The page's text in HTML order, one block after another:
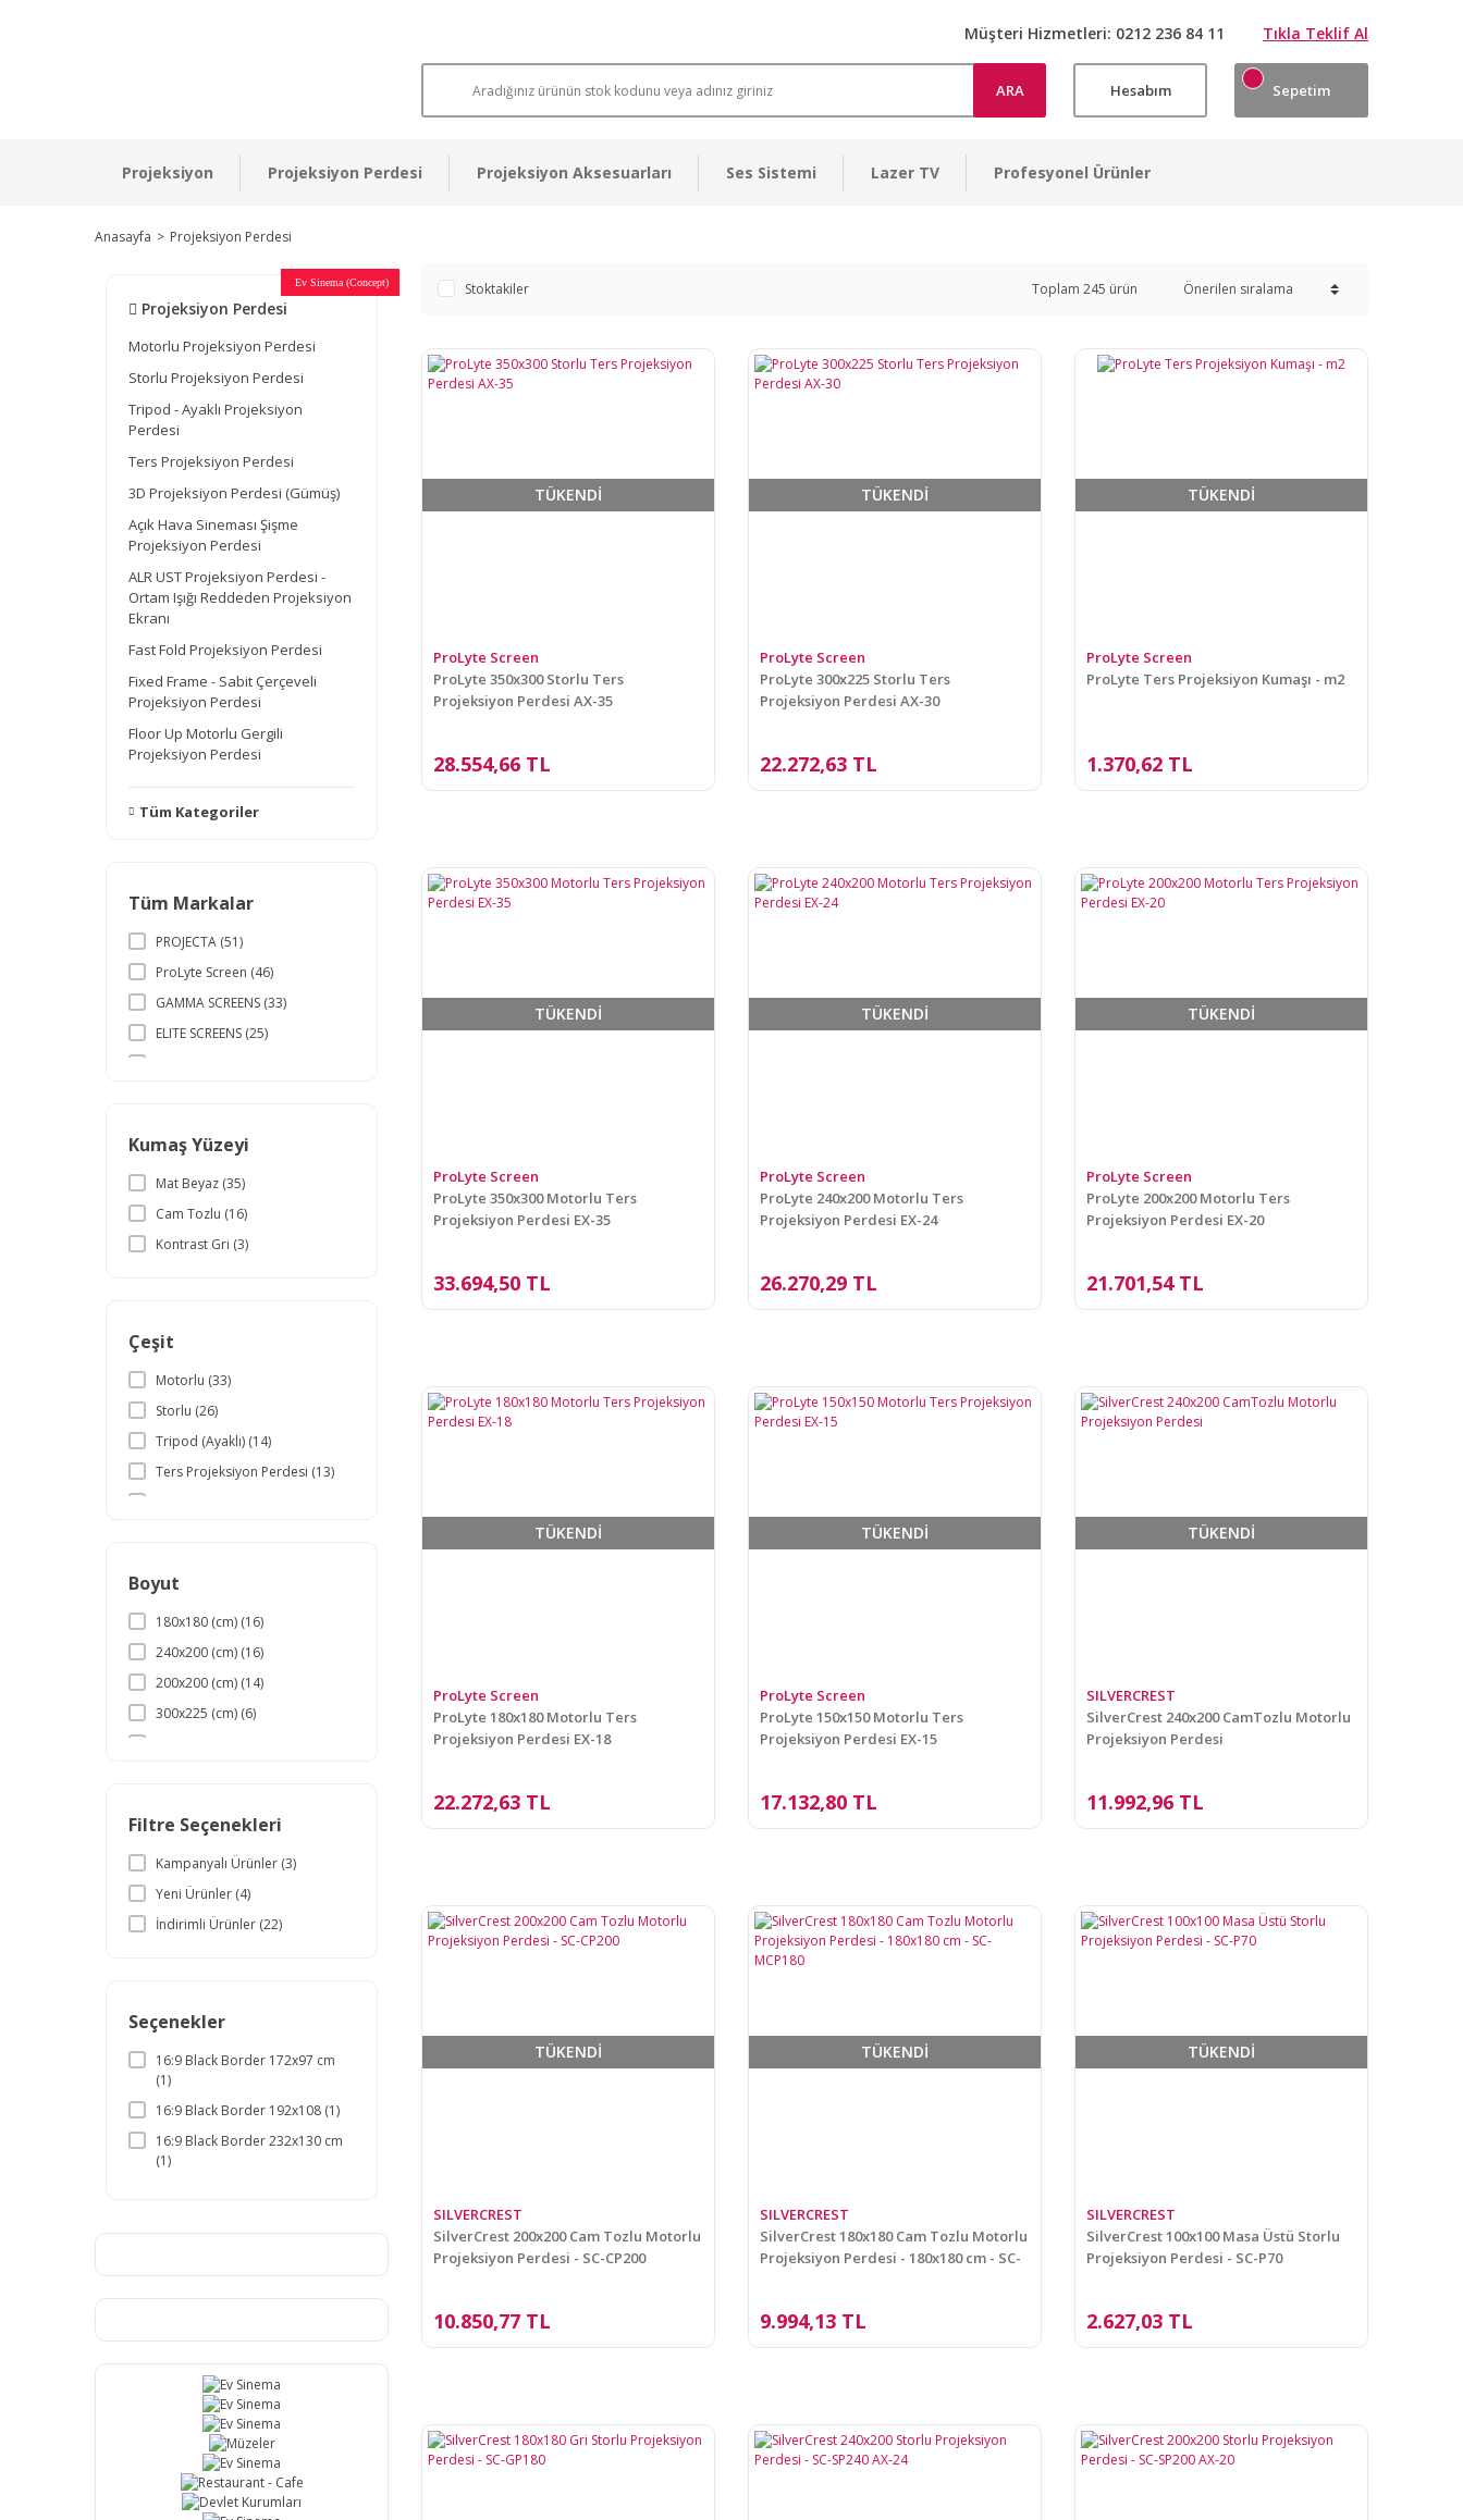
Müşteri Hizmetleri: 0212 236 84 11 Tıkla Teklif Al
ARA Hesabım Sepetim
Projeksiyon Projeksiyon Perdesi Projeksiyon Aksesuarları Ses Sistemi Lazer TV Profesyonel Ürünler
Anasayfa Projeksiyon Perdesi
Projeksiyon Perdesi
Motorlu Projeksiyon Perdesi
Storlu Projeksiyon Perdesi
Tripod - Ayaklı Projeksiyon
Perdesi
Ters Projeksiyon Perdesi
3D Projeksiyon Perdesi (Gümüş)
Açık Hava Sineması Şişme
Projeksiyon Perdesi
ALR UST Projeksiyon Perdesi -
Ortam Işığı Reddeden Projeksiyon
Ekranı
Fast Fold Projeksiyon Perdesi
Fixed Frame - Sabit Çerçeveli
Projeksiyon Perdesi
Floor Up Motorlu Gergili
Projeksiyon Perdesi
Tüm Kategoriler
Tüm Markalar
PROJECTA (51)
ProLyte Screen (46)
GAMMA SCREENS (33)
ELITE SCREENS (25)
CODEGEN (14)
XBLACK (11)
SUNLIGHT (7)
Kumaş Yüzeyi
Mat Beyaz (35)
Cam Tozlu (16)
Kontrast Gri (3)
Çeşit
Motorlu (33)
Storlu (26)
Tripod (Ayaklı) (14)
Ters Projeksiyon Perdesi (13)
Boyut
180x180 (cm) (16)
240x200 (cm) (16)
200x200 (cm) (14)
300x225 (cm) (6)
244x183 (cm) (2)
265x200 (cm) (2)
305x229 (cm) (2)
350x300 (cm) (2)
240x180 (cm) (1)
Filtre Seçenekleri
Kampanyalı Ürünler (3)
Yeni Ürünler (4)
İndirimli Ürünler (22)
Seçenekler
16:9 Black Border 172x97 cm
(1)
16:9 Black Border 192x108 (1)
16:9 Black Border 232x130 cm
(1)
Standart 200x200 (1)
Standart 240x200 cm (1)
Standart 300x225 cm (1)
Şeffaf (1)
Ev Sinema
Ev Sinema
Ev Sinema
Müzeler
Ev Sinema
Restaurant - Cafe
Devlet Kurumları
Ev Sinema
Otel Sinema Salonları
Ev Sinema (Concept) Stoktakiler Toplam 245 ürün
TÜKENDİ
ProLyte Screen
ProLyte 350x300 Storlu Ters
Projeksiyon Perdesi AX-35
28.554,66 TL
TÜKENDİ
ProLyte Screen
ProLyte 300x225 Storlu Ters
Projeksiyon Perdesi AX-30
22.272,63 TL
TÜKENDİ
ProLyte Screen
ProLyte Ters Projeksiyon Kumaşı - m2
1.370,62 TL
TÜKENDİ
ProLyte Screen
ProLyte 350x300 Motorlu Ters
Projeksiyon Perdesi EX-35
33.694,50 TL
TÜKENDİ
ProLyte Screen
ProLyte 240x200 Motorlu Ters
Projeksiyon Perdesi EX-24
26.270,29 TL
TÜKENDİ
ProLyte Screen
ProLyte 200x200 Motorlu Ters
Projeksiyon Perdesi EX-20
21.701,54 TL
TÜKENDİ
ProLyte Screen
ProLyte 180x180 Motorlu Ters
Projeksiyon Perdesi EX-18
22.272,63 TL
TÜKENDİ
ProLyte Screen
ProLyte 150x150 Motorlu Ters
Projeksiyon Perdesi EX-15
17.132,80 TL
TÜKENDİ
SILVERCREST
SilverCrest 240x200 CamTozlu Motorlu
Projeksiyon Perdesi
11.992,96 TL
TÜKENDİ
SILVERCREST
SilverCrest 200x200 Cam Tozlu Motorlu
Projeksiyon Perdesi - SC-CP200
10.850,77 TL
TÜKENDİ
SILVERCREST
SilverCrest 180x180 Cam Tozlu Motorlu
Projeksiyon Perdesi - 180x180 cm - SC-
9.994,13 TL
TÜKENDİ
SILVERCREST
SilverCrest 100x100 Masa Üstü Storlu
Projeksiyon Perdesi - SC-P70
2.627,03 TL